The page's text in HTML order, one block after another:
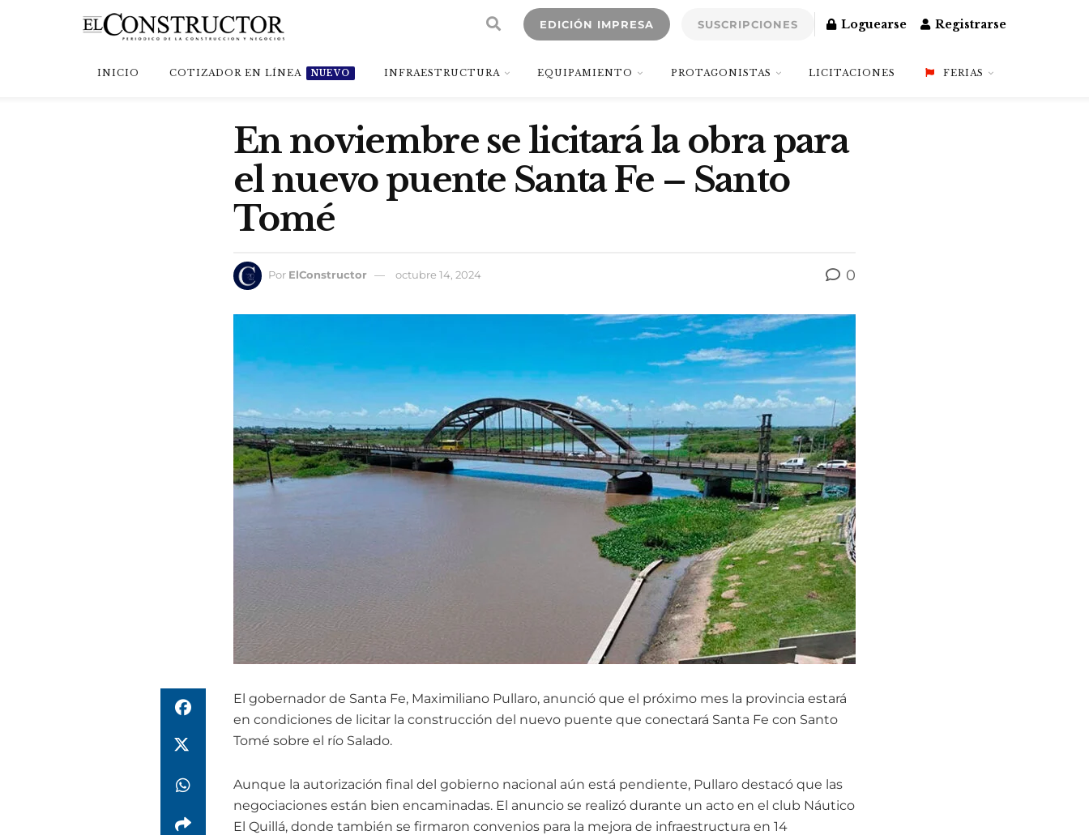
EDICIÓN IMPRESA SUSCRIPCIONES Loguearse Registrarse
INICIO COTIZADOR EN LÍNEA NUEVO INFRAESTRUCTURA EQUIPAMIENTO PROTAGONISTAS LICITACIONES FERIAS
En noviembre se licitará la obra para
el nuevo puente Santa Fe – Santo
Tomé
Por ElConstructor octubre 14, 2024 0
El gobernador de Santa Fe, Maximiliano Pullaro, anunció que el próximo mes la provincia estará
en condiciones de licitar la construcción del nuevo puente que conectará Santa Fe con Santo
Tomé sobre el río Salado.
Aunque la autorización final del gobierno nacional aún está pendiente, Pullaro destacó que las
negociaciones están bien encaminadas. El anuncio se realizó durante un acto en el club Náutico
El Quillá, donde también se firmaron convenios para la mejora de infraestructura en 14